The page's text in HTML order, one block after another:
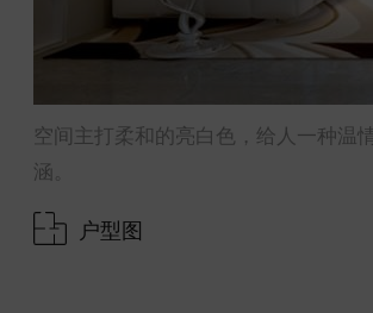
空间主打柔和的亮白色，给人一种温
涵。
户型图